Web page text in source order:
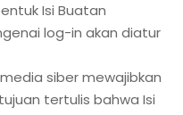
Isi Buatan
log-in akan diatur
siber mewajibkan
tertulis bahwa Isi